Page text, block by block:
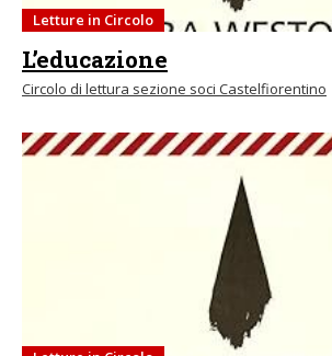
Letture in Circolo
L’educazione
Circolo di lettura sezione soci Castelfiorentino